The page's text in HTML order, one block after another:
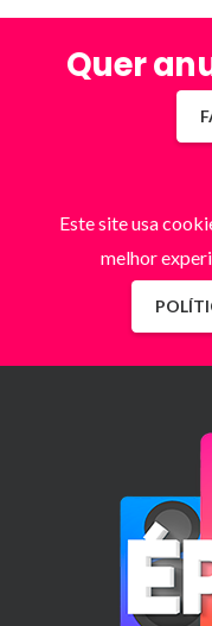
Quer
Este site usa
melhor